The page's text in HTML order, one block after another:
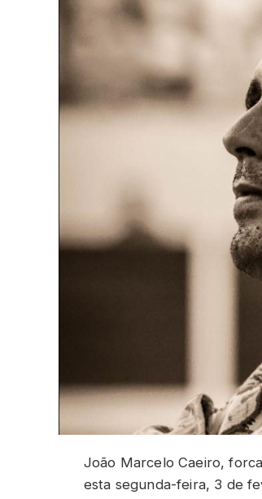
João Marcelo Caeiro,
esta segunda-feira, 3 de